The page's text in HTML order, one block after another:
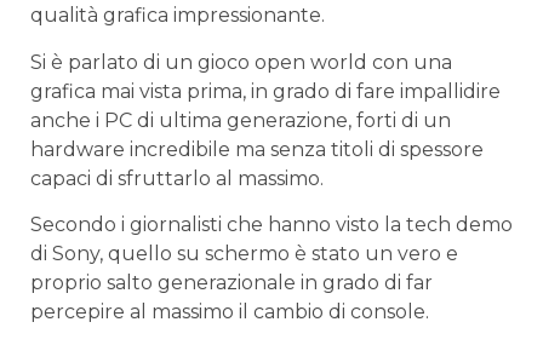
qualità grafica impressionante.
Si è parlato di un gioco open world con una
grafica mai vista prima, in grado di fare impallidire
anche i PC di ultima generazione, forti di un
hardware incredibile ma senza titoli di spessore
capaci di sfruttarlo al massimo.
Secondo i giornalisti che hanno visto la tech demo
di Sony, quello su schermo è stato un vero e
proprio salto generazionale in grado di far
percepire al massimo il cambio di console.